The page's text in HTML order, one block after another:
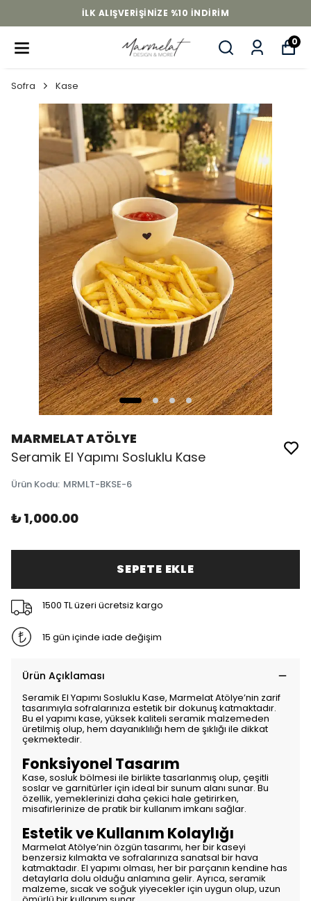
İLK ALIŞVERIŞINIZE %10 INDIRIM
0
Sofra Kase
MARMELAT ATÖLYE
Seramik El Yapımı Sosluklu Kase
Ürün Kodu: MRMLT-BKSE-6
₺ 1,000.00
SEPETE EKLE
1500 TL üzeri ücretsiz kargo
15 gün içinde iade değişim
Ürün Açıklaması
Seramik El Yapımı Sosluklu Kase, Marmelat Atölye’nin zarif
tasarımıyla sofralarınıza estetik bir dokunuş katmaktadır.
Bu el yapımı kase, yüksek kaliteli seramik malzemeden
üretilmiş olup, hem dayanıklılığı hem de şıklığı ile dikkat
çekmektedir.
Fonksiyonel Tasarım
Kase, sosluk bölmesi ile birlikte tasarlanmış olup, çeşitli
soslar ve garnitürler için ideal bir sunum alanı sunar. Bu
özellik, yemeklerinizi daha çekici hale getirirken,
misafirlerinize de pratik bir kullanım imkanı sağlar.
Estetik ve Kullanım Kolaylığı
Marmelat Atölye’nin özgün tasarımı, her bir kaseyi
benzersiz kılmakta ve sofralarınıza sanatsal bir hava
katmaktadır. El yapımı olması, her bir parçanın kendine has
detaylarla dolu olduğu anlamına gelir. Ayrıca, seramik
malzeme, sıcak ve soğuk yiyecekler için uygun olup, uzun